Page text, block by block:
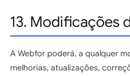
13. Modificações
A Webfor poderá, a qualquer
melhorias, atualizações,